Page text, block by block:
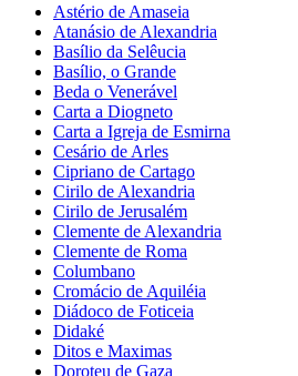
Astério de Amaseia
Atanásio de Alexandria
Basílio da Selêucia
Basílio, o Grande
Beda o Venerável
Carta a Diogneto
Carta a Igreja de Esmirna
Cesário de Arles
Cipriano de Cartago
Cirilo de Alexandria
Cirilo de Jerusalém
Clemente de Alexandria
Clemente de Roma
Columbano
Cromácio de Aquiléia
Diádoco de Foticeia
Didaké
Ditos e Maximas
Doroteu de Gaza